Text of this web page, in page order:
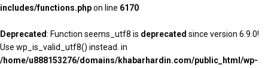
includes/functions.phpon line 6170
Deprecated: Function seems_utf8 is deprecated since version 6.9.0!
Use wp_is_valid_utf8() instead. in
/home/u888153276/domains/khabarhardin.com/public_html/wp-